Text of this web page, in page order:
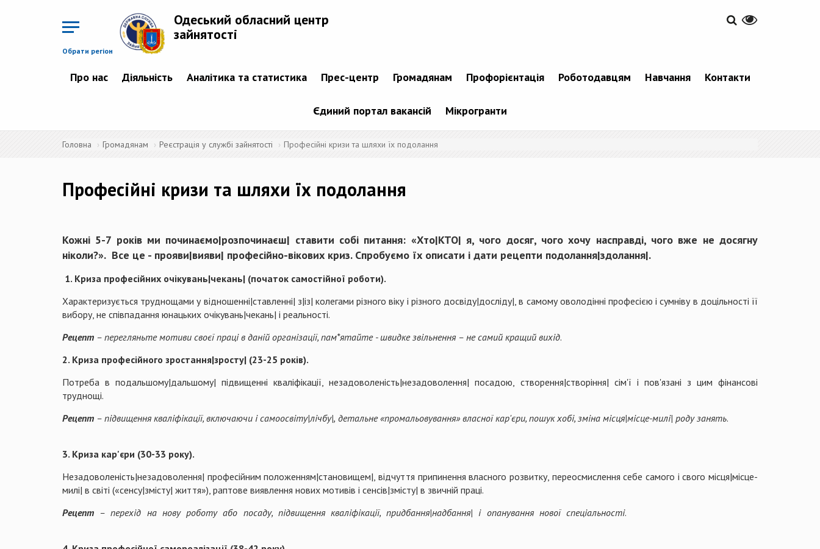
Обрати регіон
Одеський обласний центр
зайнятості
Про нас Діяльність Аналітика та статистика Прес-центр Громадянам Профорієнтація Роботодавцям Навчання Контакти
Єдиний портал вакансій Мікрогранти
Головна Громадянам Реєстрація у службі зайнятості Професійні кризи та шляхи їх подолання
Професійні кризи та шляхи їх подолання
Кожні 5-7 років ми починаємо|розпочинаєш| ставити собі питання: «Хто|КТО| я, чого досяг, чого хочу насправді, чого вже не досягну
ніколи?». Все це - прояви|вияви| професійно-вікових криз. Спробуємо їх описати і дати рецепти подолання|здолання|.
1. Криза професійних очікувань|чекань| (початок самостійної роботи).
Характеризується труднощами у відношенні|ставленні| з|із| колегами різного віку і різного досвіду|досліду|, в самому оволодінні професією і сумніву в доцільності її
вибору, не співпадання юнацьких очікувань|чекань| і реальності.
Рецепт – перегляньте мотиви своєї праці в даній організації, пам*ятайте - швидке звільнення – не самий кращий вихід.
2. Криза професійного зростання|зросту| (23-25 років).
Потреба в подальшому|дальшому| підвищенні кваліфікації, незадоволеність|незадоволення| посадою, створення|створіння| сім'ї і пов'язані з цим фінансові
труднощі.
Рецепт – підвищення кваліфікації, включаючи і самоосвіту|лічбу|, детальне «промальовування» власної кар'єри, пошук хобі, зміна місця|місце-милі| роду занять.
3. Криза кар'єри (30-33 року).
Незадоволеність|незадоволення| професійним положенням|становищем|, відчуття припинення власного розвитку, переосмислення себе самого і свого місця|місце-
милі| в світі («сенсу|змісту| життя»), раптове виявлення нових мотивів і сенсів|змісту| в звичній праці.
Рецепт – перехід на нову роботу або посаду, підвищення кваліфікації, придбання|надбання| і опанування нової спеціальності.